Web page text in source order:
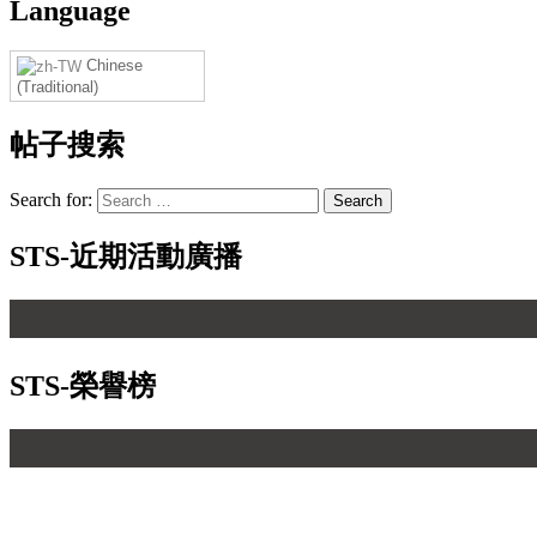
Language
Chinese
(Traditional)
帖子搜索
Search for:
STS-近期活動廣播
STS-榮譽榜